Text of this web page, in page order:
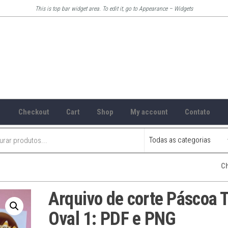
This is top bar widget area. To edit it, go to Appearance – Widgets
Checkout Cart Shop My account Contato
Arquivo de corte Páscoa
Oval 1: PDF e PNG